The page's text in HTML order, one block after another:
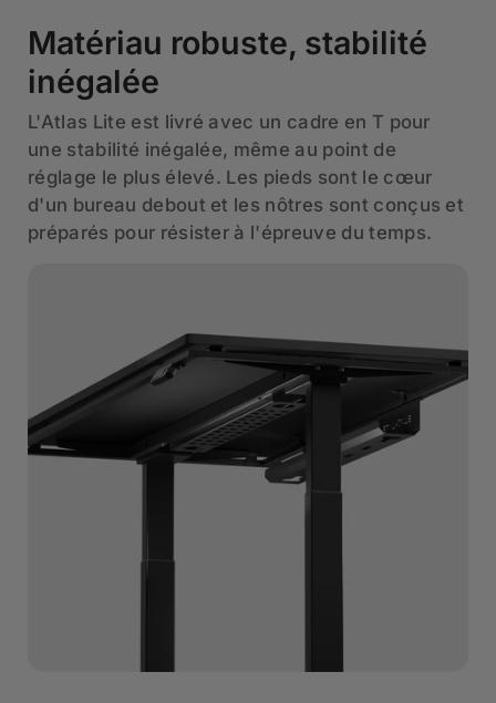
Matériau robuste, stabilité
inégalée
L'Atlas Lite est livré avec un cadre en T pour
une stabilité inégalée, même au point de
réglage le plus élevé. Les pieds sont le cœur
d'un bureau debout et les nôtres sont conçus et
préparés pour résister à l'épreuve du temps.